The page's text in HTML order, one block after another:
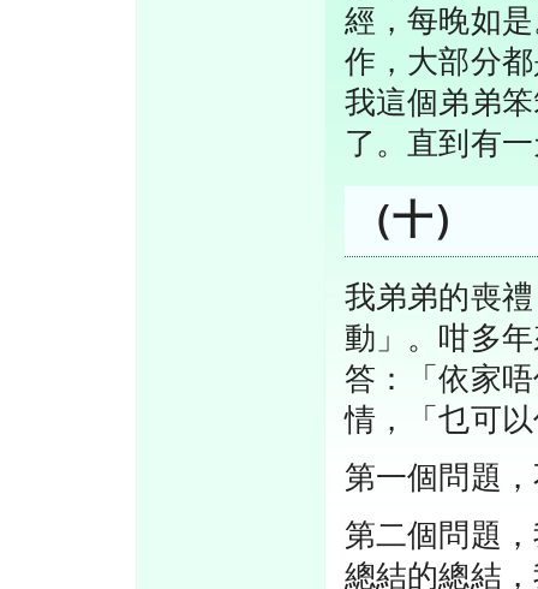
經，每晚如
作，大部分
我這個弟弟
了。直到有
（十）
我弟弟的喪
動」。咁多
答：「依家
情，「乜可
第一個問題
第二個問題
總結的總結